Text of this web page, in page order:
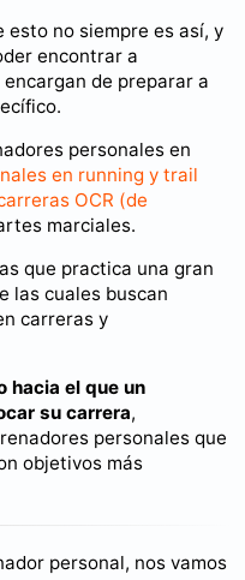
esto no siempre es así, y
encontrar a
de preparar a
personales en
en running y trail
OCR (de
marciales.
que practica una gran
las cuales buscan
carreras y
hacia el que un
su carrera,
personales que
objetivos más
personal, nos vamos